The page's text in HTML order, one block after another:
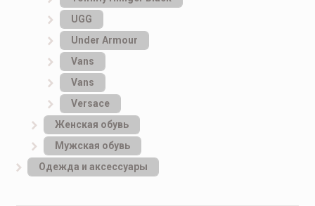
UGG
Under Armour
Vans
Vans
Versace
Женская обувь
Мужская обувь
Одежда и аксессуары